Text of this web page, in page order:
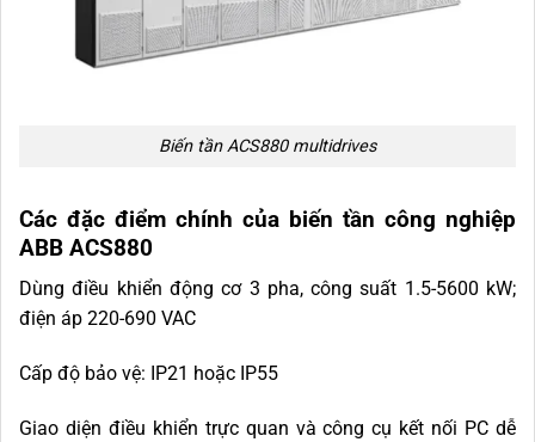
Biến tần ACS880 multidrives
Các đặc điểm chính của biến tần công nghiệp
ABB ACS880
Dùng điều khiển động cơ 3 pha, công suất 1.5-5600 kW;
điện áp 220-690 VAC
Cấp độ bảo vệ: IP21 hoặc IP55
Giao diện điều khiển trực quan và công cụ kết nối PC dễ